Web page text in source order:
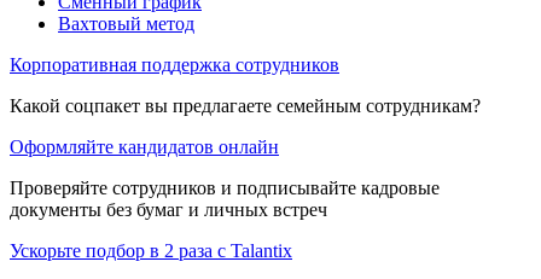
Вахтовый метод
Корпоративная поддержка сотрудников
Какой соцпакет вы предлагаете семейным сотрудникам?
Оформляйте кандидатов онлайн
Проверяйте сотрудников и подписывайте кадровые
документы без бумаг и личных встреч
Ускорьте подбор в 2 раза с Talantix